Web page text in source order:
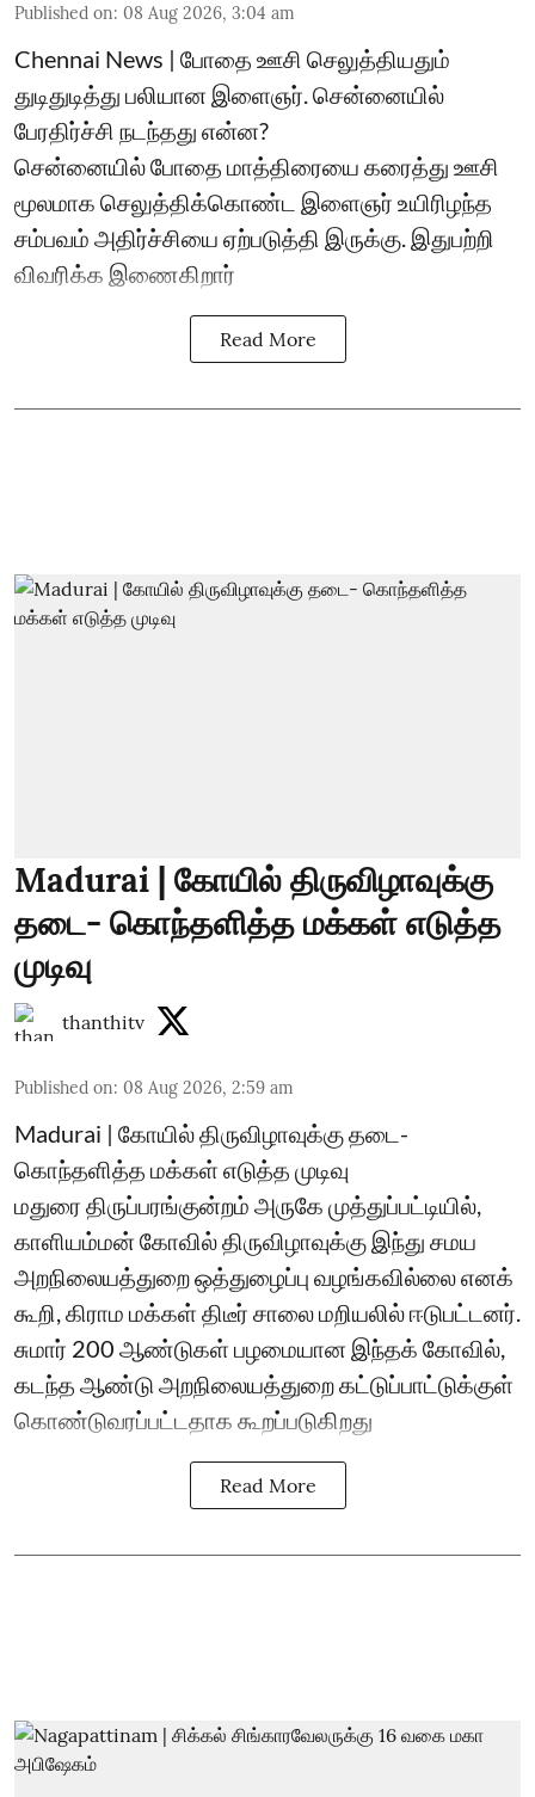
Published on: 08 Aug 2026, 3:04 am
Chennai News | போதை ஊசி செலுத்தியதும்
துடிதுடித்து பலியான இளைஞர். சென்னையில்
பேரதிர்ச்சி நடந்தது என்ன?
சென்னையில் போதை மாத்திரையை கரைத்து ஊசி
மூலமாக செலுத்திக்கொண்ட இளைஞர் உயிரிழந்த
சம்பவம் அதிர்ச்சியை ஏற்படுத்தி இருக்கு. இதுபற்றி
விவரிக்க இணைகிறார்
Read More
Madurai | கோயில் திருவிழாவுக்கு
தடை- கொந்தளித்த மக்கள் எடுத்த
முடிவு
thanthitv
Published on: 08 Aug 2026, 2:59 am
Madurai | கோயில் திருவிழாவுக்கு தடை-
கொந்தளித்த மக்கள் எடுத்த முடிவு
மதுரை திருப்பரங்குன்றம் அருகே முத்துப்பட்டியில்,
காளியம்மன் கோவில் திருவிழாவுக்கு இந்து சமய
அறநிலையத்துறை ஒத்துழைப்பு வழங்கவில்லை எனக்
கூறி, கிராம மக்கள் திடீர் சாலை மறியலில் ஈடுபட்டனர்.
சுமார் 200 ஆண்டுகள் பழமையான இந்தக் கோவில்,
கடந்த ஆண்டு அறநிலையத்துறை கட்டுப்பாட்டுக்குள்
கொண்டுவரப்பட்டதாக கூறப்படுகிறது
Read More